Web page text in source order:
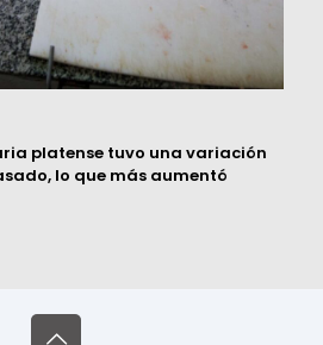
platense tuvo una variación
lo que más aumentó